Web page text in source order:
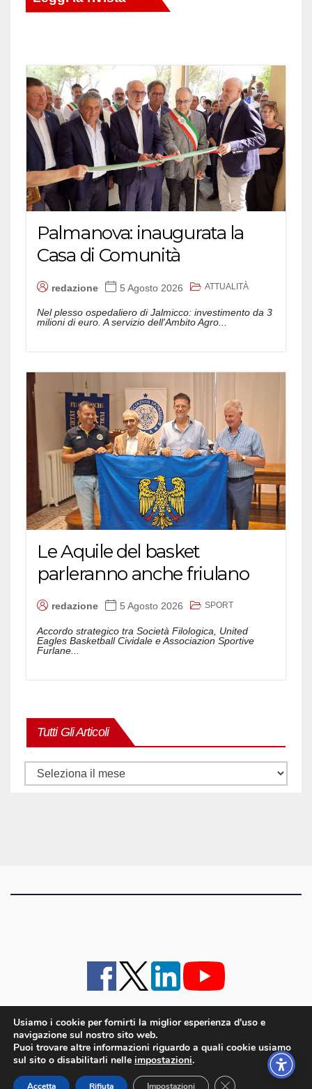
Palmanova: inaugurata la
Casa di Comunità
redazione 5 Agosto 2026 ATTUALITÀ
Nel plesso ospedaliero di Jalmicco: investimento da 3
milioni di euro. A servizio dell'Ambito Agro...
Le Aquile del basket
parleranno anche friulano
redazione 5 Agosto 2026 SPORT
Accordo strategico tra Società Filologica, United
Eagles Basketball Cividale e Associazion Sportive
Furlane...
Tutti Gli Articoli
Tutti
iMagazine · contatti e staff · lavora con noi
Cookie policy UE
iMagazine è un marchio di proprietà di Goliardica Editrice redazione in via Aquileia 64a,
Bagnaria Arsa (UD) - P.iva 00559050315
Usiamo i cookie per fornirti la miglior esperienza d'uso e
navigazione sul nostro sito web.
Puoi trovare altre informazioni riguardo a quali cookie usiamo
sul sito o disabilitarli nelle impostazioni.
Accetta Rifiuta Impostazioni Close GDPR